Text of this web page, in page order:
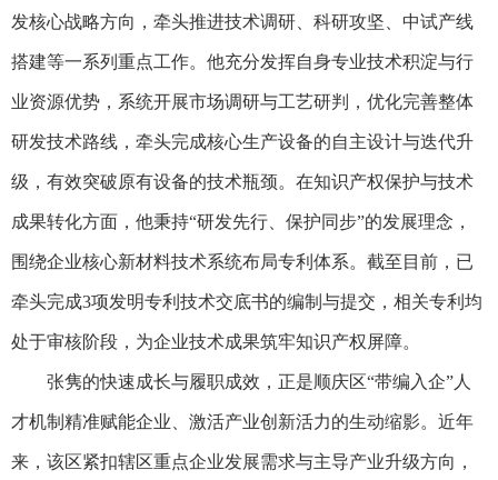
发核心战略方向，牵头推进技术调研、科研攻坚、中试产线
搭建等一系列重点工作。他充分发挥自身专业技术积淀与行
业资源优势，系统开展市场调研与工艺研判，优化完善整体
研发技术路线，牵头完成核心生产设备的自主设计与迭代升
级，有效突破原有设备的技术瓶颈。在知识产权保护与技术
成果转化方面，他秉持“研发先行、保护同步”的发展理念，
围绕企业核心新材料技术系统布局专利体系。截至目前，已
牵头完成3项发明专利技术交底书的编制与提交，相关专利均
处于审核阶段，为企业技术成果筑牢知识产权屏障。
张隽的快速成长与履职成效，正是顺庆区“带编入企”人
才机制精准赋能企业、激活产业创新活力的生动缩影。近年
来，该区紧扣辖区重点企业发展需求与主导产业升级方向，